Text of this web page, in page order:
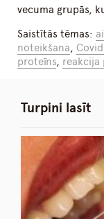
vecuma grupās,
Saistītās tēmas:
noteikšana,
proteīns, reakcija
Turpini lasīt